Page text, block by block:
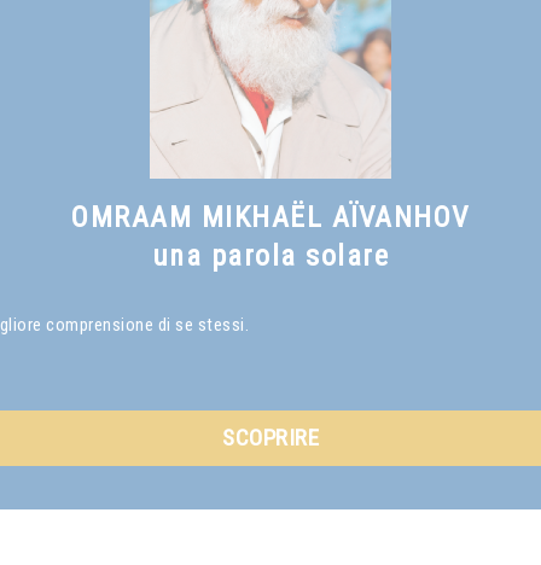
OMRAAM MIKHAËL AÏVANHOV
una parola solare
comprensione di se stessi.
SCOPRIRE